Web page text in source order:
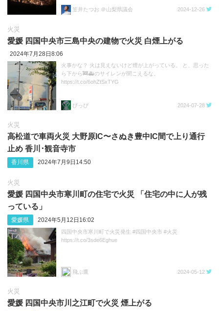
笠井たつお ＠山梨県議会 2024-12-26
火災
愛媛 四国中央市三島中央の建物で火災 白煙上がる
2024年7月28日8:06
火事かな？ 火は見えないけど煙が上がっている。 と、思った
ら下から🚒🚑のサイレンが聞こえるな。
https://t.co/6ohZtSxTYG
ぴっぴ 2024-07-28
火災
高松道で車両火災 大野原IC〜さぬき豊中IC間で上り通行
止め 香川･観音寺市
香川県 2024年7月9日14:50
火災
愛媛 四国中央市寒川町の住宅で火災 「住宅の中に人が残
っている」
愛媛県 2024年5月12日16:02
四国中央市寒川町で火災発生 #四国中央市 #火災
https://t.co/3sde6Eghue
飛ぶ鷹 2024-05-12
火災
愛媛 四国中央市川之江町で火災 煙上がる